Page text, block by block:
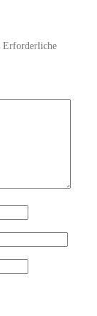
Erforderliche